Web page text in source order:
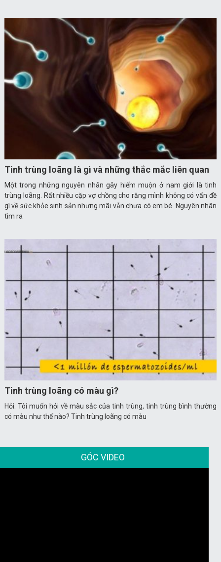
Tinh trùng loãng là gì và những thắc mắc liên quan
Một trong những nguyên nhân gây hiếm muộn ở nam giới là tinh
trùng loãng. Rất nhiều cặp vợ chồng cho rằng mình không có vấn đề
gì về sức khỏe sinh sản nhưng mãi vẫn chưa có em bé. Nguyên nhân
tìm ra
Tinh trùng loãng có màu gì?
Hỏi: Tôi muốn hỏi về màu sắc của tinh trùng, tinh trùng bình thường
có màu như thế nào? Tinh trùng loãng có màu
GÓC VIDEO